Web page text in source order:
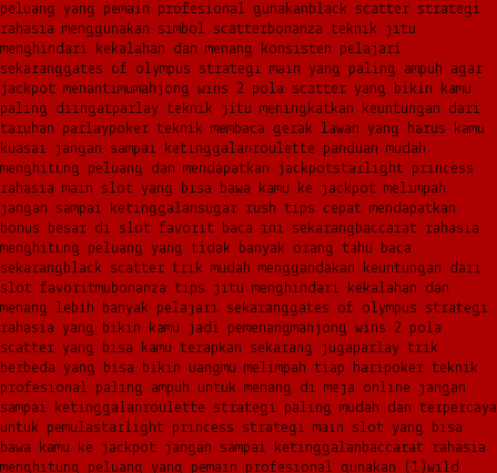
peluang yang pemain profesional gunakanblack scatter strategi
rahasia menggunakan simbol scatterbonanza teknik jitu
menghindari kekalahan dan menang konsisten pelajari
sekaranggates of olympus strategi main yang paling ampuh agar
jackpot menantimumahjong wins 2 pola scatter yang bikin kamu
paling diingatparlay teknik jitu meningkatkan keuntungan dari
taruhan parlaypoker teknik membaca gerak lawan yang harus kamu
kuasai jangan sampai ketinggalanroulette panduan mudah
menghitung peluang dan mendapatkan jackpotstarlight princess
rahasia main slot yang bisa bawa kamu ke jackpot melimpah
jangan sampai ketinggalansugar rush tips cepat mendapatkan
bonus besar di slot favorit baca ini sekarangbaccarat rahasia
menghitung peluang yang tidak banyak orang tahu baca
sekarangblack scatter trik mudah menggandakan keuntungan dari
slot favoritmubonanza tips jitu menghindari kekalahan dan
menang lebih banyak pelajari sekaranggates of olympus strategi
rahasia yang bikin kamu jadi pemenangmahjong wins 2 pola
scatter yang bisa kamu terapkan sekarang jugaparlay trik
berbeda yang bisa bikin uangmu melimpah tiap haripoker teknik
profesional paling ampuh untuk menang di meja online jangan
sampai ketinggalanroulette strategi paling mudah dan terpercaya
untuk pemulastarlight princess strategi main slot yang bisa
bawa kamu ke jackpot jangan sampai ketinggalanbaccarat rahasia
menghitung peluang yang pemain profesional gunakan (1)wild